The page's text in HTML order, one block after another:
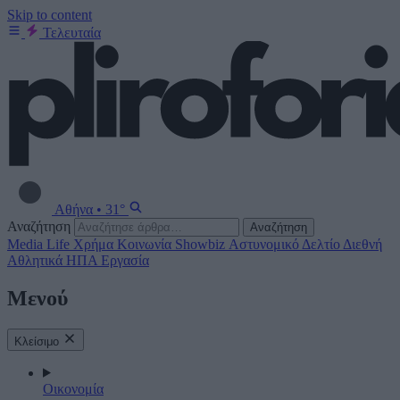
Skip to content
Τελευταία
Αθήνα • 31°
Αναζήτηση
Αναζήτηση
Media Life Χρήμα Κοινωνία Showbiz Αστυνομικό Δελτίο Διεθνή
Αθλητικά ΗΠΑ Εργασία
Μενού
Κλείσιμο
Οικονομία